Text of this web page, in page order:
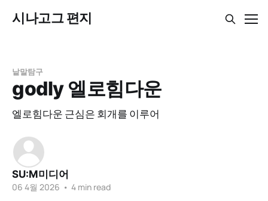
시나고그 편지
낱말탐구
godly 엘로힘다운
엘로힘다운 근심은 회개를 이루어
SU:M미디어
06 4월 2026 • 4 min read